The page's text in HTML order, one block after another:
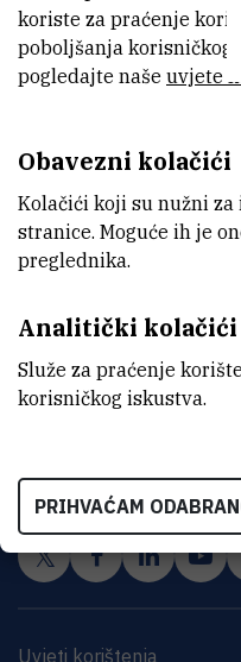
INSTITUT RUĐER
KONTAKTIRAJTE NAS
Uvjeti korištenja
koriste za praćenje
poboljšanja korisničkog
pogledajte naše uvjete
Obavezni kolačići
Kolačići koji su nužni
stranice. Moguće ih je
preglednika.
Analitički kolačići
Služe za praćenje
korisničkog iskustva.
PRIHVAĆAM